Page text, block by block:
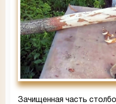
Зачищенная часть